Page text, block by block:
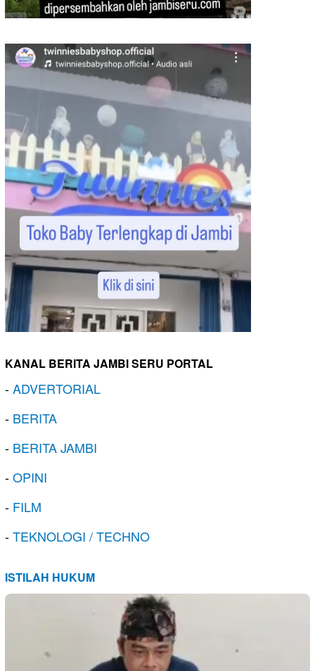
KANAL BERITA JAMBI SERU PORTAL
-ADVERTORIAL
- BERITA
- BERITA JAMBI
-OPINI
- FILM
-TEKNOLOGI / TECHNO
ISTILAH HUKUM